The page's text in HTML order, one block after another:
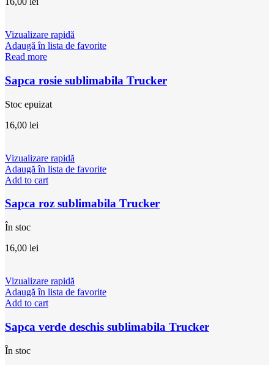
Vizualizare rapidă
Adaugă în lista de favorite
Read more
Sapca rosie sublimabila Trucker
Stoc epuizat
16,00 lei
Vizualizare rapidă
Adaugă în lista de favorite
Add to cart
Sapca roz sublimabila Trucker
În stoc
16,00 lei
Vizualizare rapidă
Adaugă în lista de favorite
Add to cart
Sapca verde deschis sublimabila Trucker
În stoc